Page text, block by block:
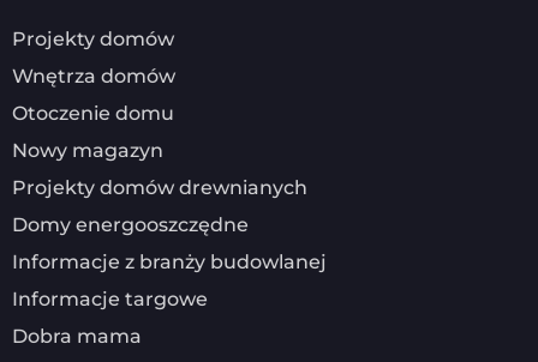
Projekty domów
Wnętrza domów
Otoczenie domu
Nowy magazyn
Projekty domów drewnianych
Domy energooszczędne
Informacje z branży budowlanej
Informacje targowe
Dobra mama